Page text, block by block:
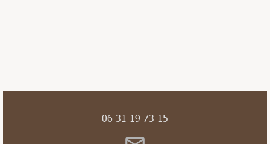
06 31 19 73 15